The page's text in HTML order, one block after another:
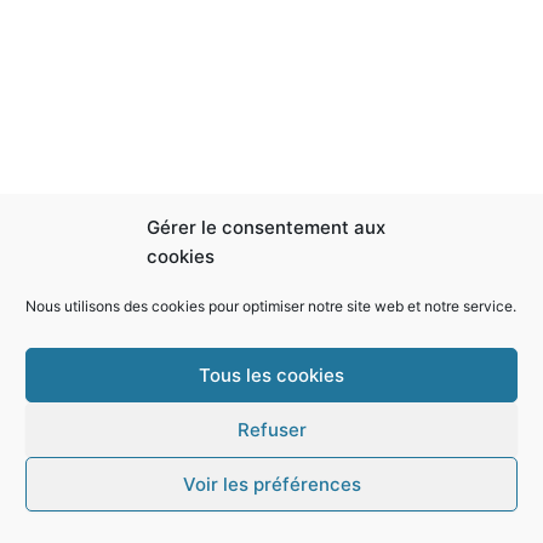
Gérer le consentement aux
cookies
Nous utilisons des cookies pour optimiser notre site web et notre service.
Tous les cookies
Refuser
Voir les préférences
Copyright © 2026 Transformez votre vie | -
Christophe voyance-Podcast voyance-Boutique ésotérisme-
Mentions légales-Contact